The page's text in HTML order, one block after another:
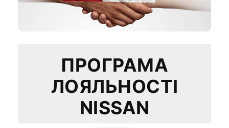
ПРОГРАМА
ЛОЯЛЬНОСТІ
NISSAN